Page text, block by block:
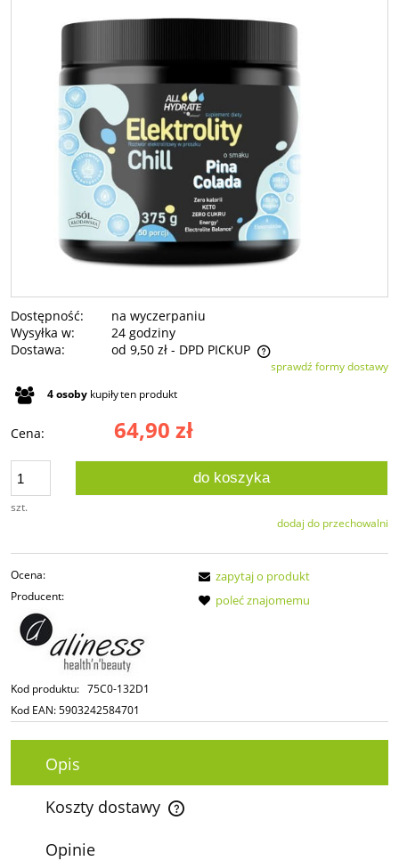
Dostępność:
na wyczerpaniu
Wysyłka w:
24 godziny
Dostawa:
od 9,50 zł - DPD PICKUP
Cena nie zawiera ewentualnych kosztów płatnościsprawdź formy dostawy
4osoby kupiłyten produkt
Cena: 64,90 zł
szt.
do koszyka
dodaj do przechowalni
Ocena:
Producent:
Kod produktu: 75C0-132D1
Kod EAN:5903242584701
zapytaj o produkt
poleć znajomemu
Opis
Koszty dostawy
Cena nie zawiera ewentualnych kosztów płatności
Opinie